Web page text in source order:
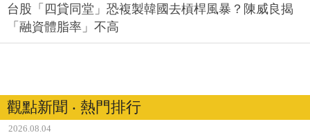
台股「四貸同堂」恐複製韓國去槓桿風暴？陳威良揭
「融資體脂率」不高
觀點新聞 ‧ 熱門排行
2026.08.04